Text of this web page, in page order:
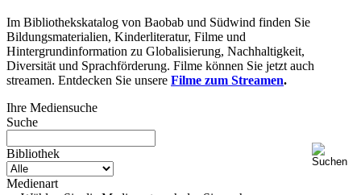
Im Bibliothekskatalog von Baobab und Südwind finden Sie
Bildungsmaterialien, Kinderliteratur, Filme und
Hintergrundinformation zu Globalisierung, Nachhaltigkeit,
Diversität und Sprachförderung. Filme können Sie jetzt auch
streamen. Entdecken Sie unsere Filme zum Streamen.
Ihre Mediensuche
Suche
Bibliothek
Medienart